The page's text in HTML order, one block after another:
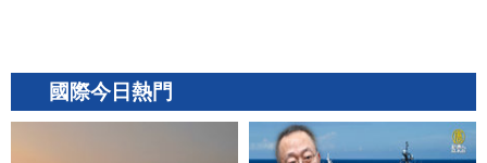
國際今日熱門